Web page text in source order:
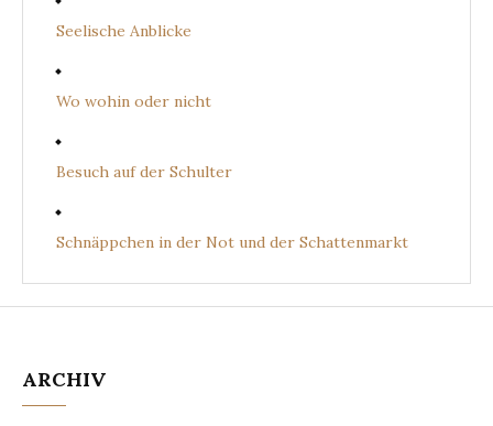
Seelische Anblicke
Wo wohin oder nicht
Besuch auf der Schulter
Schnäppchen in der Not und der Schattenmarkt
ARCHIV